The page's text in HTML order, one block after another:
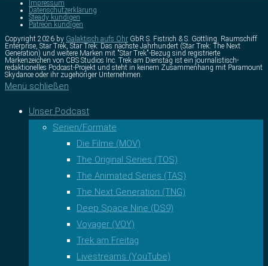
Impressum
Datenschutzerklärung
Steady kündigen
Patreon kündigen
Copyright 2026 by Galaktisch aufs Ohr GbR S. Fistrich & S. Göttling. Raumschiff
Enterprise, Star Trek, Star Trek: Das nächste Jahrhundert (Star Trek: The Next
Generation) und weitere Marken mit "Star Trek"-Bezug sind registrierte
Markenzeichen von CBS Studios Inc. Trek am Dienstag ist ein journalistisch-
redaktionelles Podcast-Projekt und steht in keinem Zusammenhang mit Paramount
Skydance oder ihr zugehöriger Unternehmen.
Menü schließen
Unser Podcast
Serien/Formate
Die Filme (MOV)
The Original Series (TOS)
The Animated Series (TAS)
The Next Generation (TNG)
Deep Space Nine (DS9)
Voyager (VOY)
Trek am Freitag
Livestreams (YouTube)